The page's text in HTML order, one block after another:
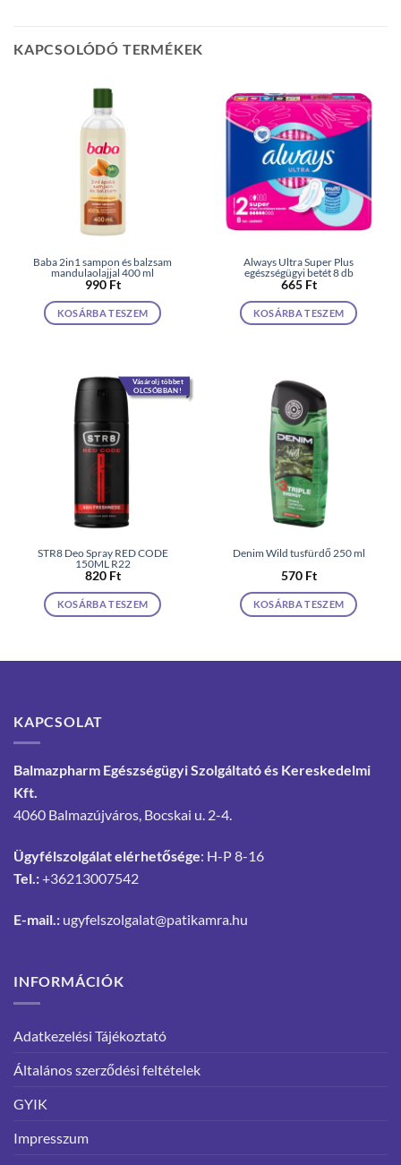
KAPCSOLÓDÓ TERMÉKEK
Baba 2in1 sampon és balzsam
mandulaolajjal 400 ml
990 Ft
KOSÁRBA TESZEM
Always Ultra Super Plus
egészségügyi betét 8 db
665 Ft
KOSÁRBA TESZEM
Vásárolj többet
OLCSÓBBAN!
STR8 Deo Spray RED CODE
150ML R22
820 Ft
KOSÁRBA TESZEM
Denim Wild tusfürdő 250 ml
570 Ft
KOSÁRBA TESZEM
KAPCSOLAT
Balmazpharm Egészségügyi Szolgáltató és Kereskedelmi
Kft.
4060 Balmazújváros, Bocskai u. 2-4.
Ügyfélszolgálat elérhetősége: H-P 8-16
Tel.:+36213007542
E-mail.: ugyfelszolgalat@patikamra.hu
INFORMÁCIÓK
Adatkezelési Tájékoztató
Általános szerződési feltételek
GYIK
Impresszum